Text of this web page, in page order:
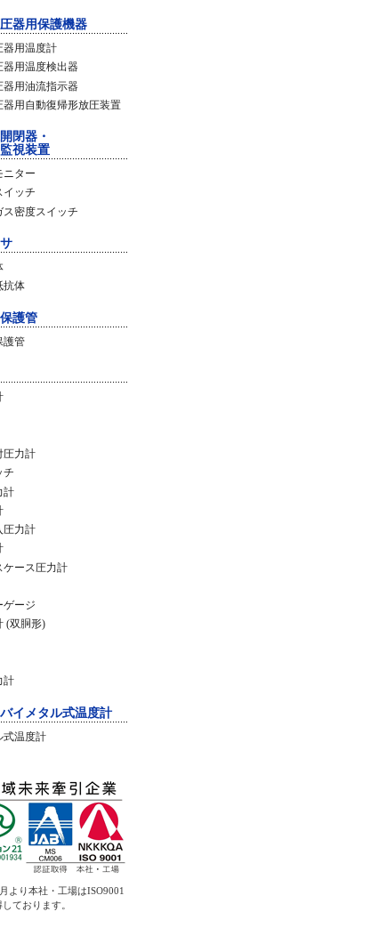
器用保護機器
器用温度計
器用温度検出器
器用油流指示器
器用自動復帰形放圧装置
閉器・
視装置
ニター
イッチ
ス密度スイッチ
抗体
護管
護管
圧力計
チ
計
圧力計
ケース圧力計
ゲージ
(双胴形)
計
イメタル式温度計
式温度計
より本社・工場はISO9001
ております。